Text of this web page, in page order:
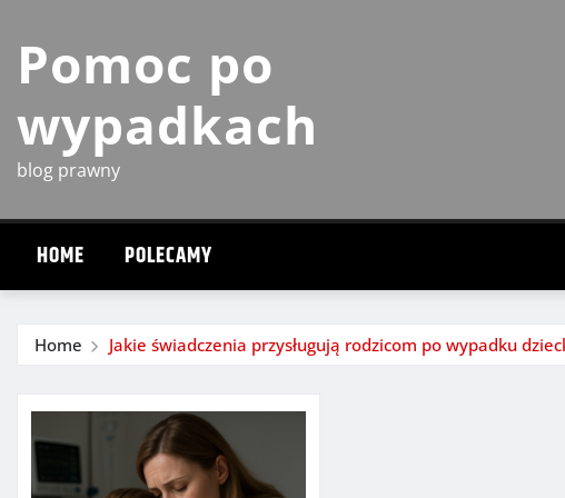
content
Pomoc po
wypadkach
blog prawny
HOME POLECAMY
Home Jakie świadczenia przysługują rodzicom po wypadku